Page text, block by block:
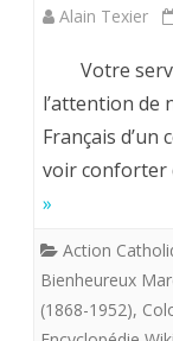
Alain Texier
Votre
l’attention de
Français
voir conforter
»
Action
Bienheureux
(1868-1952),